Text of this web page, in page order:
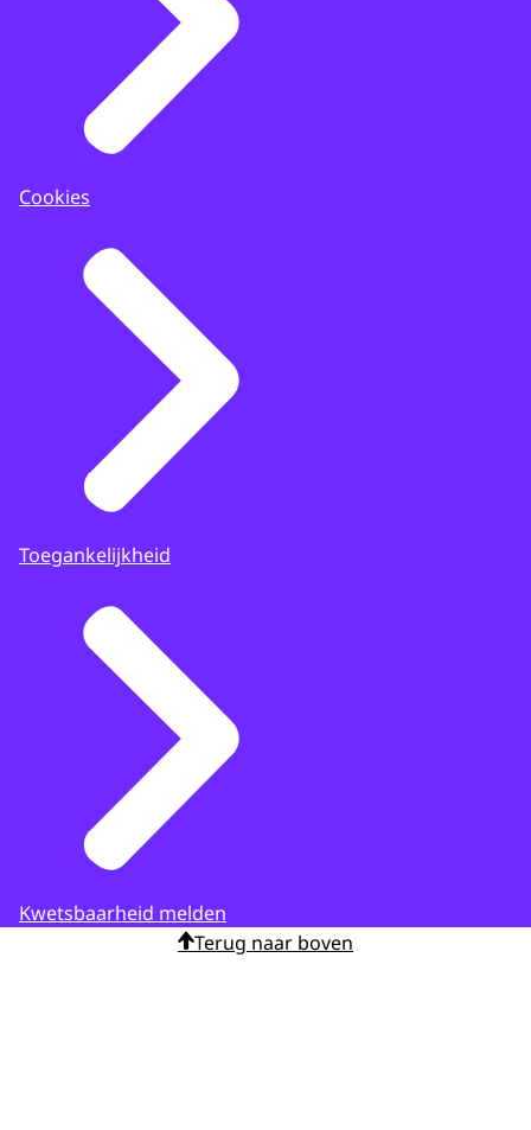
Cookies
Toegankelijkheid
Kwetsbaarheid melden
Terug naar boven